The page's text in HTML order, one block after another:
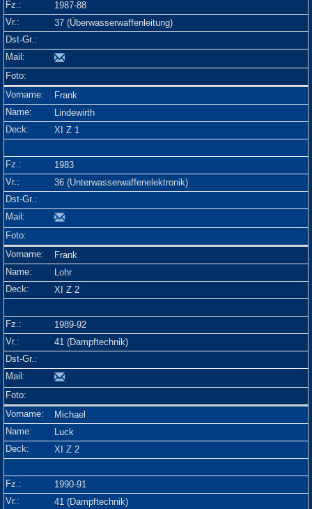
1987-88
37 (Überwasserwaffenleitung)
Frank
Lindewirth
XI Z 1
1983
36 (Unterwasserwaffenelektronik)
Frank
Lohr
XI Z 2
1989-92
41 (Dampftechnik)
Michael
Luck
XI Z 2
1990-91
41 (Dampftechnik)